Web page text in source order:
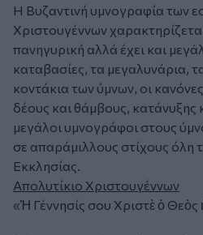
Η Βυζαντινή υμνογραφία των
Χριστουγέννων
πανηγυρική αλλά έχει και
καταβασίες, τα μεγαλυνάρια,
κοντάκια των ύμνων, οι
δέους και θάμβους, κατάνυξης
μεγάλοι υμνογράφοι στους
σε απαράμιλλους στίχους όλη
Εκκλησίας.
Απολυτίκιο Χριστουγέννων
«Ἡ Γέννησίς σου Χριστὲ ὁ Θεὸς